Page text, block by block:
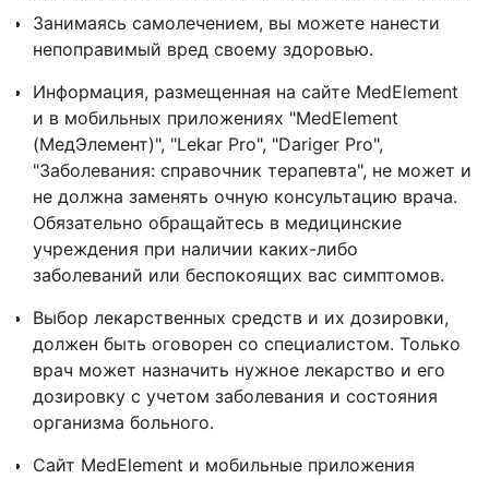
Занимаясь самолечением, вы можете нанести
непоправимый вред своему здоровью.
Информация, размещенная на сайте MedElement
и в мобильных приложениях "MedElement
(МедЭлемент)", "Lekar Pro", "Dariger Pro",
"Заболевания: справочник терапевта", не может и
не должна заменять очную консультацию врача.
Обязательно обращайтесь в медицинские
учреждения при наличии каких-либо
заболеваний или беспокоящих вас симптомов.
Выбор лекарственных средств и их дозировки,
должен быть оговорен со специалистом. Только
врач может назначить нужное лекарство и его
дозировку с учетом заболевания и состояния
организма больного.
Сайт MedElement и мобильные приложения